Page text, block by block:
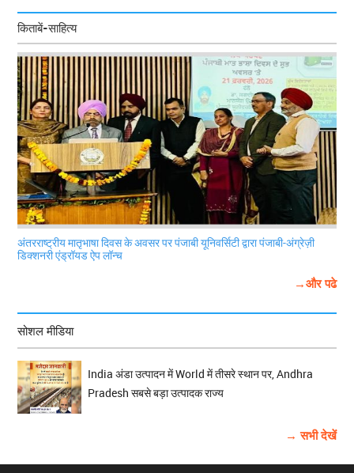
किताबें-साहित्य
अंतरराष्ट्रीय मातृभाषा दिवस के अवसर पर पंजाबी यूनिवर्सिटी द्वारा पंजाबी-अंग्रेज़ी
डिक्शनरी एंड्रॉयड ऐप लॉन्च
→और पढे
सोशल मीडिया
India अंडा उत्पादन में World में तीसरे स्थान पर, Andhra
Pradesh सबसे बड़ा उत्पादक राज्य
→ सभी देखें